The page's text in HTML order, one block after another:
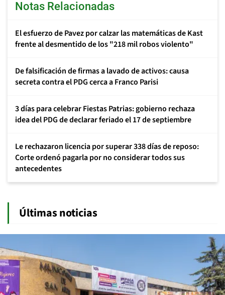
Notas Relacionadas
El esfuerzo de Pavez por calzar las matemáticas de Kast
frente al desmentido de los "218 mil robos violento"
De falsificación de firmas a lavado de activos: causa
secreta contra el PDG cerca a Franco Parisi
3 días para celebrar Fiestas Patrias: gobierno rechaza
idea del PDG de declarar feriado el 17 de septiembre
Le rechazaron licencia por superar 338 días de reposo:
Corte ordenó pagarla por no considerar todos sus
antecedentes
Últimas noticias